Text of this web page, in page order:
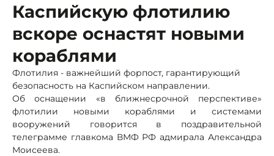
Каспийскую флотилию
вскоре оснастят новыми
кораблями
Флотилия - важнейший форпост, гарантирующий
безопасность на Каспийском направлении.
Об оснащении «в ближнесрочной перспективе»
флотилии новыми кораблями и системами
вооружений говорится в поздравительной
телеграмме главкома ВМФ РФ адмирала Александра
Моисеева.